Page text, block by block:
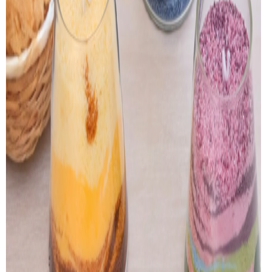
Products
search